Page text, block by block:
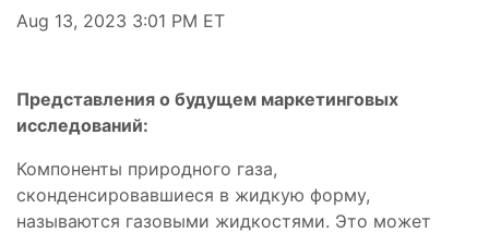
Aug 13, 2023 3:01 PM ET
Представления о будущем маркетинговых
исследований:
Компоненты природного газа,
сконденсировавшиеся в жидкую форму,
называются газовыми жидкостями. Это может